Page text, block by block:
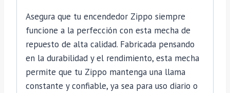
Asegura que tu encendedor Zippo siempre
funcione a la perfección con esta mecha de
repuesto de alta calidad. Fabricada pensando
en la durabilidad y el rendimiento, esta mecha
permite que tu Zippo mantenga una llama
constante y confiable, ya sea para uso diario o